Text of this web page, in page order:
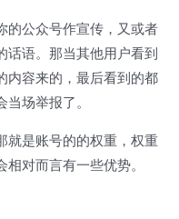
的公众号作宣传，又或者
话语。那当其他用户看到
内容来的，最后看到的都
场举报了。
就是账号的的权重，权重
对而言有一些优势。